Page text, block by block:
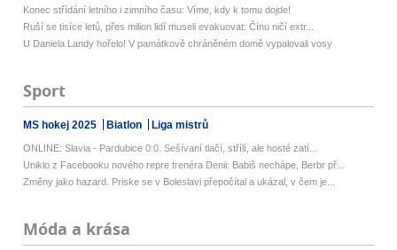
Konec střídání letního i zimního času: Víme, kdy k tomu dojde!
Ruší se tisíce letů, přes milion lidí museli evakuovat: Čínu ničí extr...
U Daniela Landy hořelo! V památkově chráněném domě vypalovali vosy
Sport
MS hokej 2025 Biatlon Liga mistrů
ONLINE: Slavia - Pardubice 0:0. Sešívaní tlačí, střílí, ale hosté zatí...
Uniklo z Facebooku nového repre trenéra Denii: Babiš nechápe, Berbr př...
Změny jako hazard. Priske se v Boleslavi přepočítal a ukázal, v čem je...
Móda a krása